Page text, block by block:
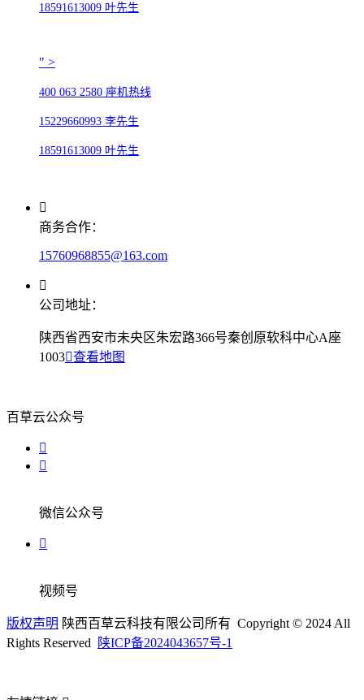
18591613009 叶先生
" >
400 063 2580 座机热线
15229660993 李先生
18591613009 叶先生
商务合作：
15760968855@163.com
公司地址：
陕西省西安市未央区朱宏路366号秦创原软科中心A座
1003 查看地图
百草云公众号
微信公众号
视频号
版权声明 陕西百草云科技有限公司所有 Copyright © 2024 All
Rights Reserved
陕ICP备2024043657号-1